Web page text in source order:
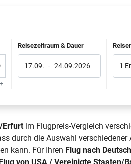
Reisezeitraum & Dauer
17.09. - 24.09.2026 1
Erfurt im Flugpreis-Vergleich
durch die Auswahl
kann. Für Ihren Flug nach
Flug von USA / Vereinigte Staaten/